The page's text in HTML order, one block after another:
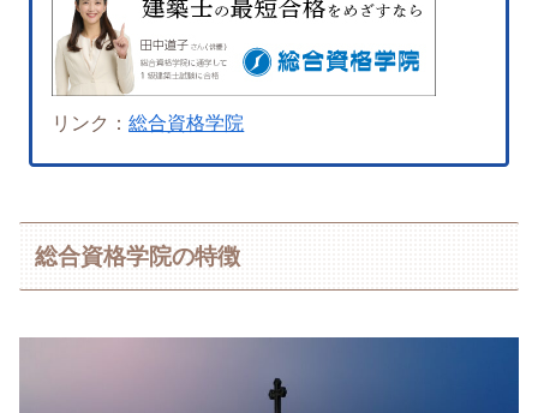
リンク：総合資格学院
総合資格学院の特徴